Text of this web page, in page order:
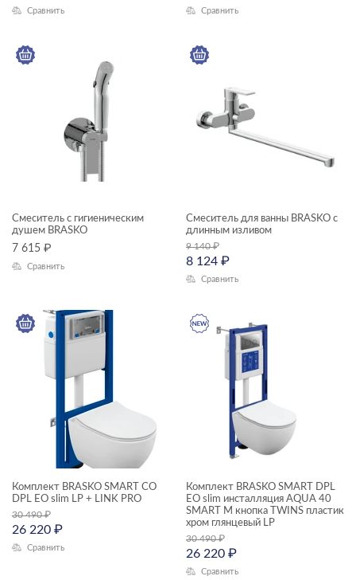
Сравнить Сравнить
Смеситель с гигиеническим
душем BRASKO
7 615 ₽
Сравнить
Смеситель для ванны BRASKO с
длинным изливом
9 140₽
8 124 ₽
Сравнить
Комплект BRASKO SMART CO
DPL EO slim LP + LINK PRO
30 490₽
26 220 ₽
Сравнить
Комплект BRASKO SMART DPL
EO slim инсталляция AQUA 40
SMART M кнопка TWINS пластик
хром глянцевый LP
30 490₽
26 220 ₽
Сравнить